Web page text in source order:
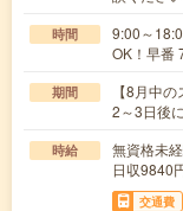
時間
9:00～
OK！早番
期間
【8月中
2～3日後
時給
無資格未
日収9840
交通費